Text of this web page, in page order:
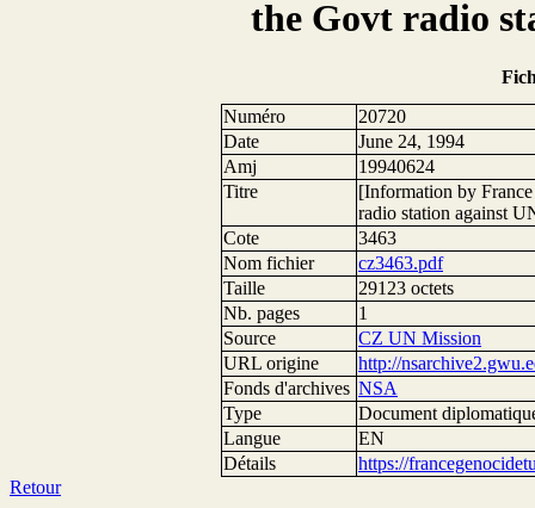
the Govt radio
Numéro
20720
Date
June 24, 1994
Amj
19940624
Titre
[Information by
radio station against
Cote
3463
Nom fichier
cz3463.pdf
Taille
29123 octets
Nb. pages
1
Source
CZ UN Mission
URL origine
http://
Fonds d'archives NSA
Type
Document
Langue
EN
Détails
https://
Retour